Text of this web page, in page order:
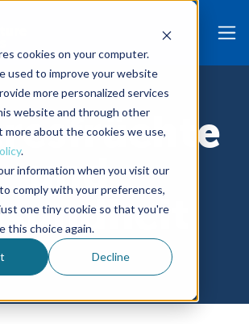
cookies on your computer.
used to improve your website
more personalized services
website and through other
more about the cookies we use,
.
information when you visit our
comply with your preferences,
one tiny cookie so that you're
this choice again.
Decline
und